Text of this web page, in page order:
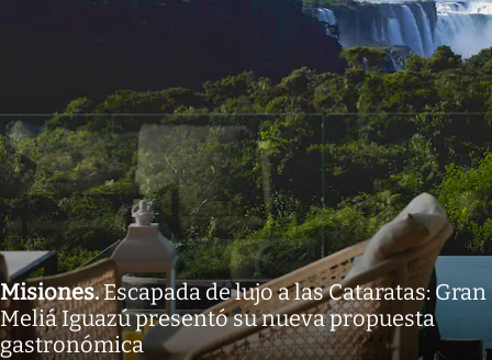
Misiones.Escapada de lujo a las Cataratas: Gran
Meliá Iguazú presentó su nueva propuesta
gastronómica